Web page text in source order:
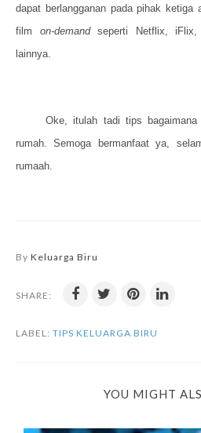
dapat berlangganan pada pihak ketiga
film on-demand seperti Netflix,
lainnya.
Oke, itulah tadi tips
rumah. Semoga bermanfaat ya,
rumaah.
By Keluarga Biru
SHARE:
LABEL: TIPS KELUARGA BIRU
YOU MIGHT